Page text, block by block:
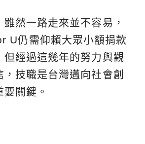
然一路走來並不容易，
U仍需仰賴大眾小額捐款
但經過這幾年的努力與觀
，技職是台灣邁向社會創
關鍵。